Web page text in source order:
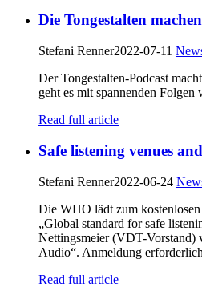
Die Tongestalten
Stefani Renner2022-07-11
Der Tongestalten-Podcast
geht es mit spannenden Folgen
Read full article
Safe listening venues
Stefani Renner2022-06-24
Die WHO lädt zum kostenlosen
„Global standard for safe
Nettingsmeier (VDT-Vorstand)
Audio“. Anmeldung
Read full article